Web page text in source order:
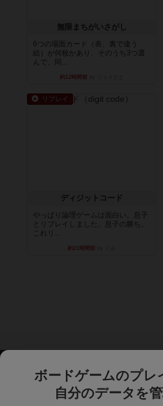
無限まちがいさがし
6つの場面カード（表、裏で違う
絵）が何枚かあり、そのうち3つ選
んで、同...
約12時間前
リプレイ
ディジットコード
やっぱり論理ゲームは面白い。息子
とリプレイしました。息子の勝ち。
これリ...
約21時間前
ボードゲームのプレ
自分のデータを